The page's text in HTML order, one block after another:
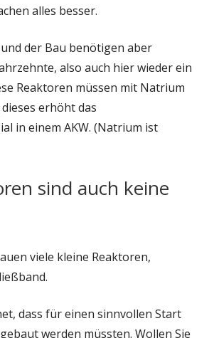
alles besser.
der Bau benötigen aber
also auch hier wieder ein
Reaktoren müssen mit Natrium
erhöht das
in einem AKW. (Natrium ist
sind auch keine
viele kleine Reaktoren,
dass für einen sinnvollen Start
werden müssten. Wollen Sie